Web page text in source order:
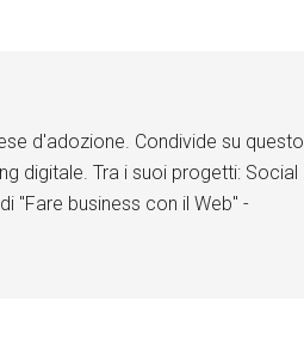
d'adozione. Condivide su questo
digitale. Tra i suoi progetti: Social
"Fare business con il Web" -